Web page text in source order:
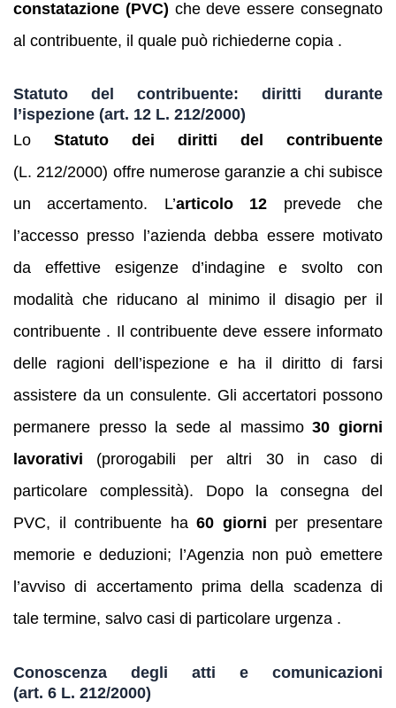
constatazione (PVC) che deve essere consegnato
al contribuente, il quale può richiederne copia .
Statuto del contribuente: diritti durante
l’ispezione (art. 12 L. 212/2000)
Lo Statuto dei diritti del contribuente
(L. 212/2000) offre numerose garanzie a chi subisce
un accertamento. L’articolo 12 prevede che
l’accesso presso l’azienda debba essere motivato
da effettive esigenze d’indagine e svolto con
modalità che riducano al minimo il disagio per il
contribuente . Il contribuente deve essere informato
delle ragioni dell’ispezione e ha il diritto di farsi
assistere da un consulente. Gli accertatori possono
permanere presso la sede al massimo30 giorni
lavorativi (prorogabili per altri 30 in caso di
particolare complessità). Dopo la consegna del
PVC, il contribuente ha60 giorni per presentare
memorie e deduzioni; l’Agenzia non può emettere
l’avviso di accertamento prima della scadenza di
tale termine, salvo casi di particolare urgenza .
Conoscenza degli atti e comunicazioni
(art. 6 L. 212/2000)